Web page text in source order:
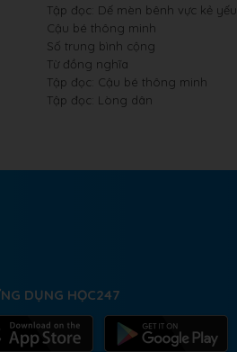
Tập đọc: Dế mèn bênh vực kẻ yếu
Cậu bé thông minh
Số trung bình cộng
Từ đồng nghĩa
Tập đọc: Cậu bé thông minh
Tập đọc: Lòng dân
DỤNG HỌC247